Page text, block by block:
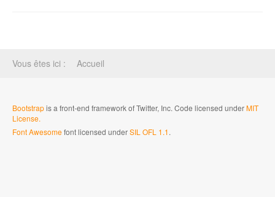
Vous êtes ici : Accueil
Bootstrapis a front-end framework of Twitter, Inc. Code licensed underMIT
License.
Font Awesomefont licensed underSIL OFL 1.1.